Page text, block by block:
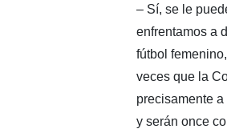
– Sí, se le
enfrentamos a
fútbol
veces que la
precisamente
y serán once